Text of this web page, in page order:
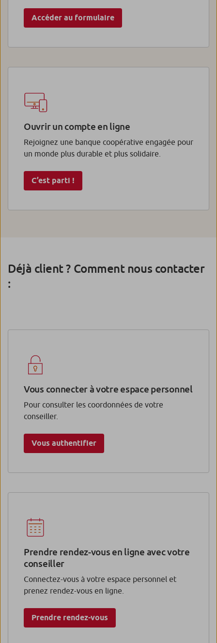
Accéder au formulaire
Ouvrir un compte en ligne
Rejoignez une banque coopérative engagée pour
un monde plus durable et plus solidaire.
C’est parti !
Déjà client ? Comment nous contacter
:
Vous connecter à votre espace personnel
Pour consulter les coordonnées de votre
conseiller.
Vous authentifier
Prendre rendez-vous en ligne avec votre
conseiller
Connectez-vous à votre espace personnel et
prenez rendez-vous en ligne.
Prendre rendez-vous